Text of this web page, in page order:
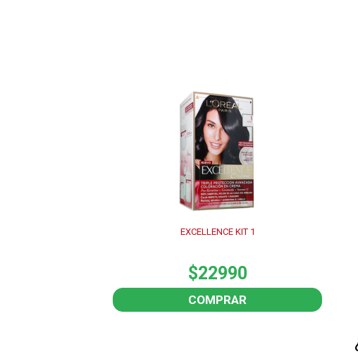
EXCELLENCE KIT 1
$22990
COMPRAR